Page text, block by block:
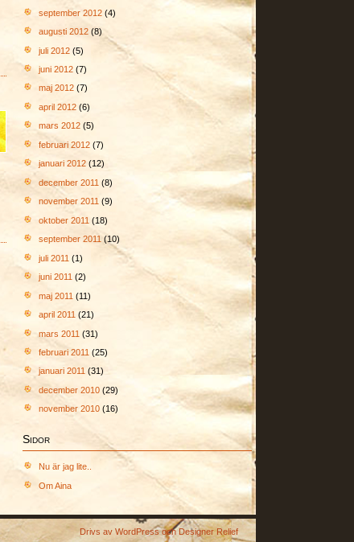
september 2012 (4)
augusti 2012 (8)
juli 2012 (5)
juni 2012 (7)
maj 2012 (7)
april 2012 (6)
mars 2012 (5)
februari 2012 (7)
januari 2012 (12)
december 2011 (8)
november 2011 (9)
oktober 2011 (18)
september 2011 (10)
juli 2011 (1)
juni 2011 (2)
maj 2011 (11)
april 2011 (21)
mars 2011 (31)
februari 2011 (25)
januari 2011 (31)
december 2010 (29)
november 2010 (16)
Sidor
Nu är jag lite..
Om Aina
Drivs av WordPressoch Designer Relief